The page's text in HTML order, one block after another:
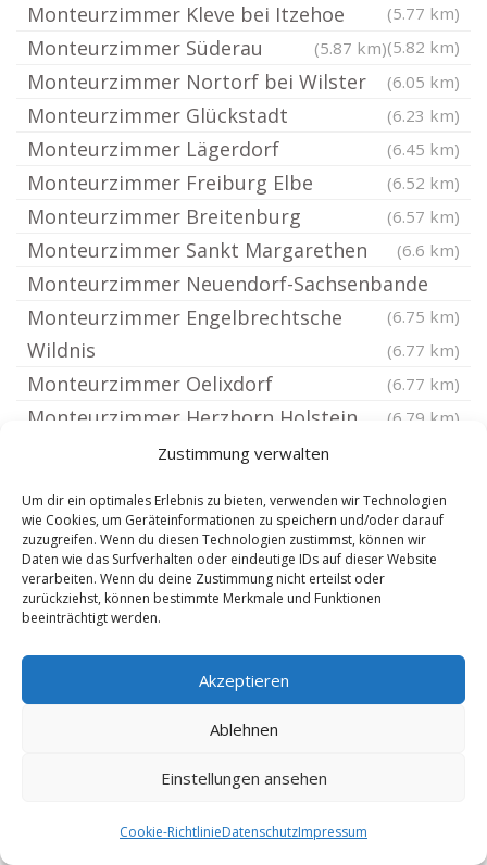
Zustimmung verwalten
Um dir ein optimales Erlebnis zu bieten, verwenden wir Technologien
wie Cookies, um Geräteinformationen zu speichern und/oder darauf
zuzugreifen. Wenn du diesen Technologien zustimmst, können wir
Daten wie das Surfverhalten oder eindeutige IDs auf dieser Website
verarbeiten. Wenn du deine Zustimmung nicht erteilst oder
zurückziehst, können bestimmte Merkmale und Funktionen
beeinträchtigt werden.
Akzeptieren
Ablehnen
Einstellungen ansehen
Cookie-RichtlinieDatenschutzImpressum
(5.77 km)
Monteurzimmer Kleve bei Itzehoe
(5.82 km)
Monteurzimmer Süderau (5.87 km)
Monteurzimmer Nortorf bei Wilster (6.05 km)
Monteurzimmer Glückstadt (6.23 km)
Monteurzimmer Lägerdorf (6.45 km)
Monteurzimmer Freiburg Elbe (6.52 km)
Monteurzimmer Breitenburg (6.57 km)
Monteurzimmer Sankt Margarethen (6.6 km)
Monteurzimmer Neuendorf-Sachsenbande
(6.75 km)
Monteurzimmer Engelbrechtsche
Wildnis
(6.77 km)
Monteurzimmer Oelixdorf (6.77 km)
Monteurzimmer Herzhorn Holstein (6.79 km)
Monteurzimmer Huje
Monteurzimmer Landscheide bei Sankt
Margarethen
(7.21 km)
Monteurzimmer Rethwisch bei Lägerdorf
Monteurzimmer Ottenbüttel
Monteurzimmer Vaalermoor (7.67 km)
Monteurzimmer Nutteln Holstein
Monteurzimmer Büttel Westholstein
Monteurzimmer Kaaks (8.04 km)
Monteurzimmer Ecklak